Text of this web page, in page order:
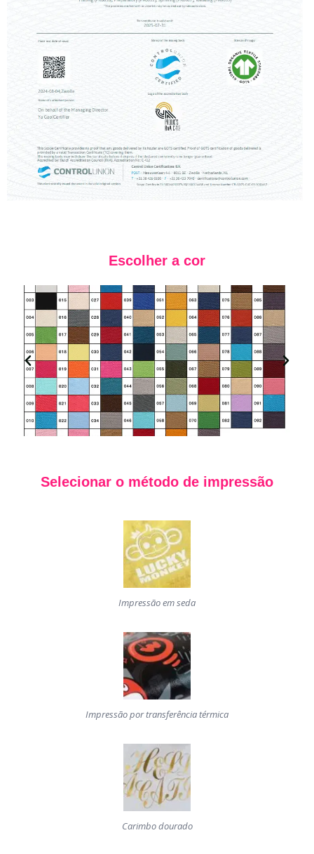
Escolher a cor
Selecionar o método de impressão
Impressão em seda
Impressão por transferência térmica
Carimbo dourado